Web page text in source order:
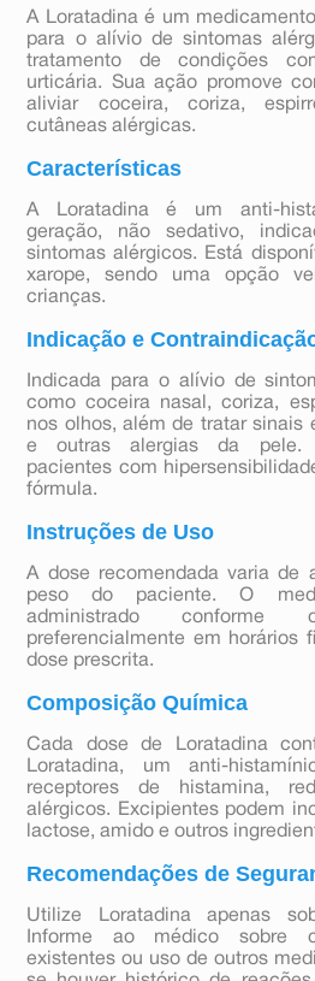
A Loratadina é um
para o alívio de sintomas
tratamento de condições
urticária. Sua ação promove
aliviar coceira, coriza,
cutâneas alérgicas.
Características
A Loratadina é um anti-
geração, não sedativo,
sintomas alérgicos. Está
xarope, sendo uma opção
crianças.
Indicação e
Indicada para o alívio de
como coceira nasal, coriza,
nos olhos, além de tratar sinais
e outras alergias da pele.
pacientes com
fórmula.
Instruções de Uso
A dose recomendada varia de
peso do paciente. O
administrado conforme
preferencialmente em horários
dose prescrita.
Composição Química
Cada dose de Loratadina
Loratadina, um anti-
receptores de histamina,
alérgicos. Excipientes podem
lactose, amido e outros
Recomendações de
Utilize Loratadina apenas
Informe ao médico sobre
existentes ou uso de outros